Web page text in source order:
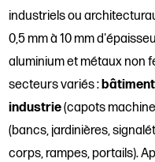
industriels ou
0,5 mm à 10 mm
aluminium et métaux non
secteurs variés : bâtiment
industrie(capots
(bancs, jardinières,
corps, rampes, portails).